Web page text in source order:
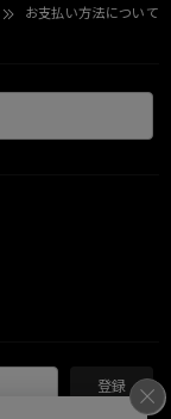
お支払い方法について
登録